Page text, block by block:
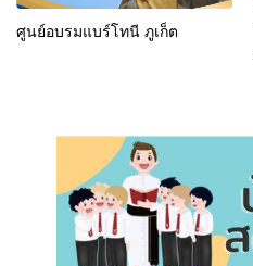
ศูนย์อบรมแบร์โทนี ภูเก็ต